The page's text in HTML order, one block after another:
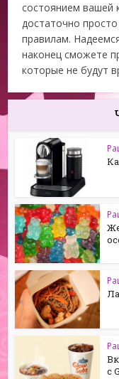
состоянием вашей
достаточно
правилам.
наконец сможете
которые не будут
с